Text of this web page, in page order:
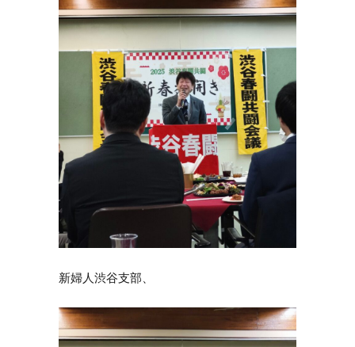
新婦人渋谷支部、